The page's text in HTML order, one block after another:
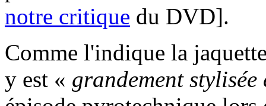
notre critique du DVD].
Comme l'indique la
y est « grandement